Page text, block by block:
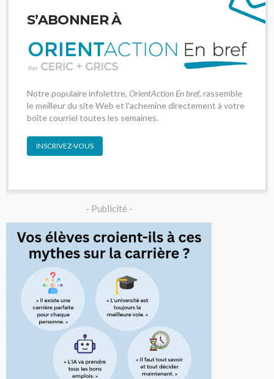
S’ABONNER À
Notre populaire infolettre, OrientAction En bref, rassemble
le meilleur du site Web et l'achemine directement à votre
boîte courriel toutes les semaines.
INSCRIVEZ-VOUS
- Publicité -